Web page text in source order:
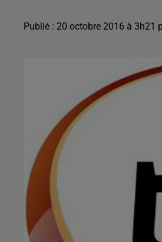
Publié : 20 octobre 2016 à 3h21